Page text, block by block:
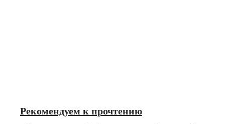
Рекомендуем к прочтению